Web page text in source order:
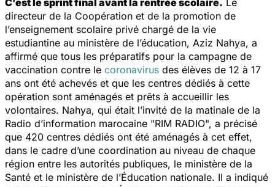
directeur de la Coopération et de la promotion de
l’enseignement scolaire privé chargé de la vie
estudiantine au ministère de l’éducation, Aziz Nahya, a
affirmé que tous les préparatifs pour la campagne de
vaccination contre le coronavirus des élèves de 12 à 17
ans ont été achevés et que les centres dédiés à cette
opération sont aménagés et prêts à accueillir les
volontaires. Nahya, qui était l’invité de la matinale de la
Radio d’information marocaine "RIM RADIO", a précisé
que 420 centres dédiés ont été aménagés à cet effet,
dans le cadre d’une coordination au niveau de chaque
région entre les autorités publiques, le ministère de la
Santé et le ministère de l’Éducation nationale. Il a indiqué